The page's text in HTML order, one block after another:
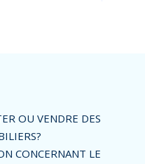
OU VENDRE DES
CONCERNANT LE